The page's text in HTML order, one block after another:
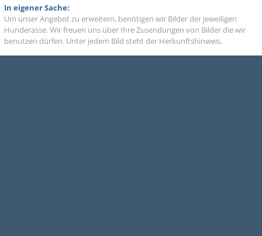
In eigener Sache:
Um unser Angebot zu erweitern, benötigen wir Bilder der jeweiligen
Hunderasse. Wir freuen uns über Ihre Zusendungen von Bilder die wir
benutzen dürfen. Unter jedem Bild steht der Herkunftshinweis.